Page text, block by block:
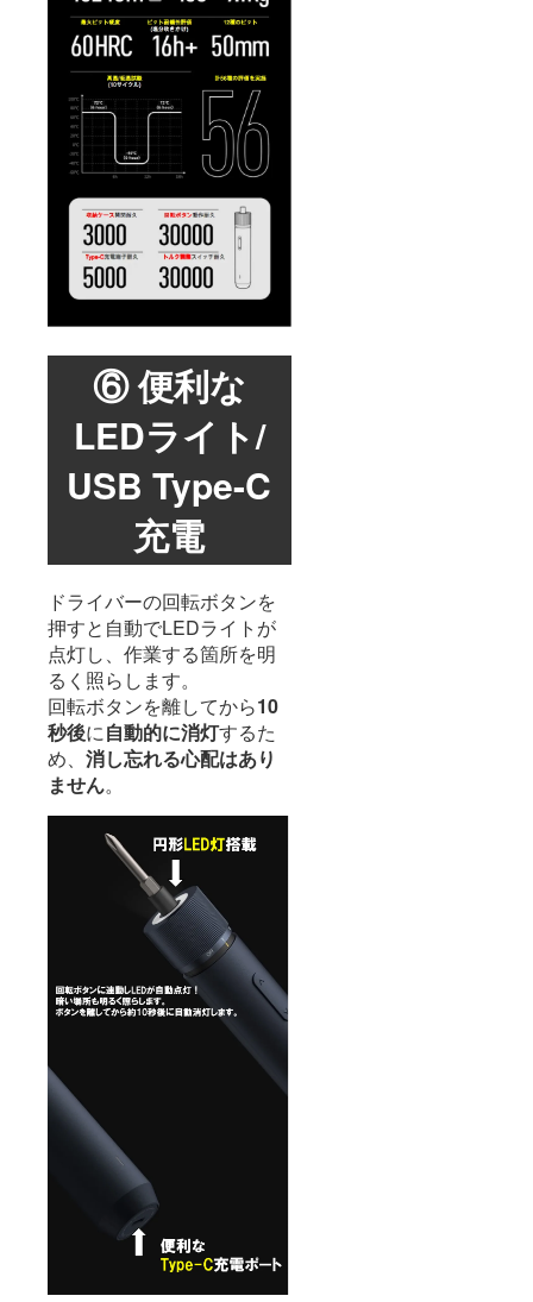
⑥ 便利な
LEDライト/
USB Type-C
充電
ドライバーの回転ボタンを
押すと自動でLEDライトが
点灯し、作業する箇所を明
るく照らします。
回転ボタンを離してから10
秒後に自動的に消灯するた
め、 消し忘れる心配はあり
ません。